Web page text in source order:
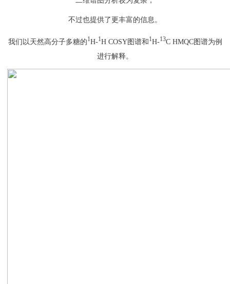
不过也提供了更丰富的信息。
我们以天然高分子多糖的1H-1H COSY图谱和 1H-13C HMQC图谱为例
进行解释。